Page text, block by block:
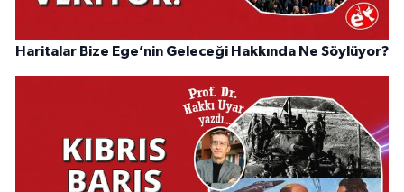
Haritalar Bize Ege’nin Geleceği Hakkında Ne Söylüyor?